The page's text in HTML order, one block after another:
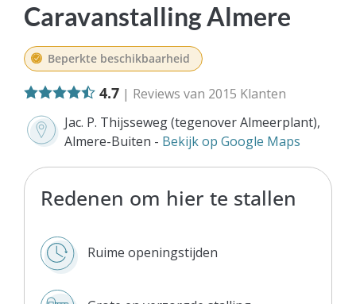
Caravanstalling Almere
Beperkte beschikbaarheid
4.7 | Reviews van 2015 Klanten
Jac. P. Thijsseweg (tegenover Almeerplant),
Almere-Buiten - Bekijk op Google Maps
Redenen om hier te stallen
Ruime openingstijden